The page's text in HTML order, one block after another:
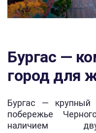
Бургас —
город для
Бургас — крупный
побережье
наличием